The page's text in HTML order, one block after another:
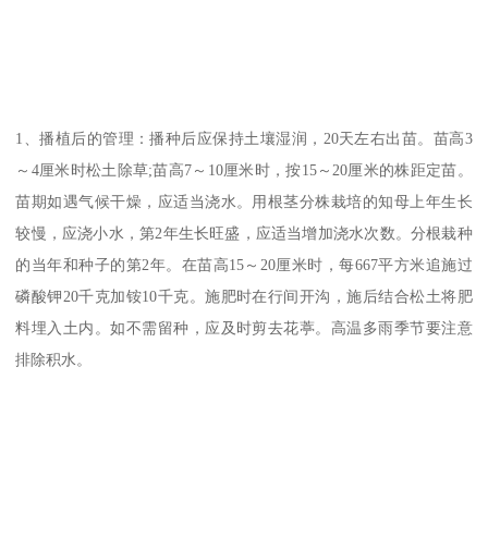
1、播植后的管理：播种后应保持土壤湿润，20天左右出苗。苗高3
～4厘米时松土除草;苗高7～10厘米时，按15～20厘米的株距定苗。
苗期如遇气候干燥，应适当浇水。用根茎分株栽培的知母上年生长
较慢，应浇小水，第2年生长旺盛，应适当增加浇水次数。分根栽种
的当年和种子的第2年。在苗高15～20厘米时，每667平方米追施过
磷酸钾20千克加铵10千克。施肥时在行间开沟，施后结合松土将肥
料埋入土内。如不需留种，应及时剪去花葶。高温多雨季节要注意
排除积水。